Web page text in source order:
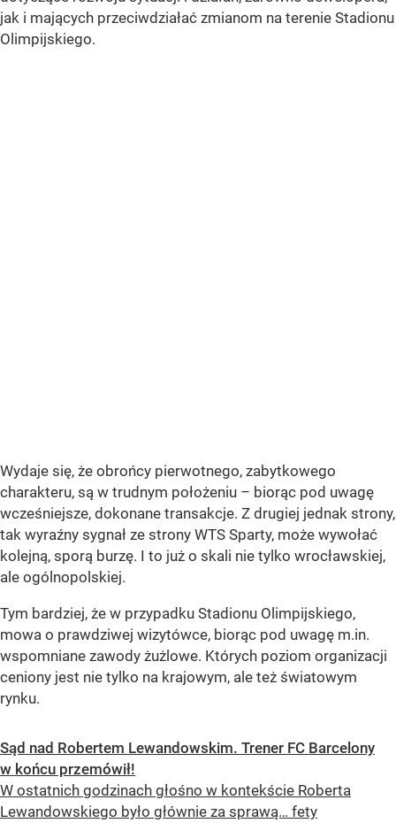
jak i mających przeciwdziałać zmianom na terenie Stadionu
Olimpijskiego.
Wydaje się, że obrońcy pierwotnego, zabytkowego
charakteru, są w trudnym położeniu – biorąc pod uwagę
wcześniejsze, dokonane transakcje. Z drugiej jednak strony,
tak wyraźny sygnał ze strony WTS Sparty, może wywołać
kolejną, sporą burzę. I to już o skali nie tylko wrocławskiej,
ale ogólnopolskiej.
Tym bardziej, że w przypadku Stadionu Olimpijskiego,
mowa o prawdziwej wizytówce, biorąc pod uwagę m.in.
wspomniane zawody żużlowe. Których poziom organizacji
ceniony jest nie tylko na krajowym, ale też światowym
rynku.
Sąd nad Robertem Lewandowskim. Trener FC Barcelony
w końcu przemówił!
W ostatnich godzinach głośno w kontekście Roberta
Lewandowskiego było głównie za sprawą… fety